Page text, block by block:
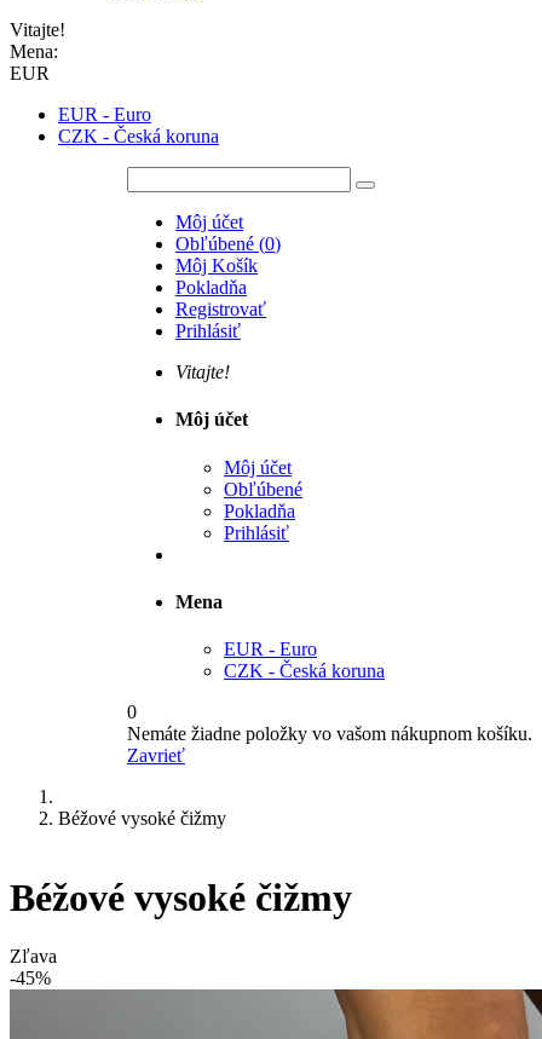
Vitajte!
Mena:
EUR
EUR - Euro
CZK - Česká koruna
Môj účet
Obľúbené (0)
Môj Košík
Pokladňa
Registrovať
Prihlásiť
Vitajte!
Môj účet
Môj účet
Obľúbené
Pokladňa
Prihlásiť
Mena
EUR - Euro
CZK - Česká koruna
0
Nemáte žiadne položky vo vašom nákupnom košíku.
Zavrieť
Béžové vysoké čižmy
Béžové vysoké čižmy
Zľava
-45%